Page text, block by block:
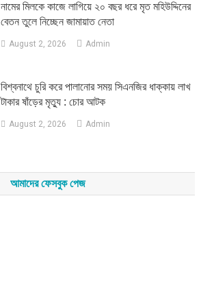
নামের মিলকে কাজে লাগিয়ে ২০ বছর ধরে মৃত মহিউদ্দিনের
বেতন তুলে নিচ্ছেন জামায়াত নেতা
August 2, 2026 Admin
‎বিশ্বনাথে চুরি করে পালানোর সময় সিএনজির ধাক্কায় লাখ
টাকার ষাঁড়ের মৃত্যু : চোর আটক
August 2, 2026 Admin
আমাদের ফেসবুক পেজ